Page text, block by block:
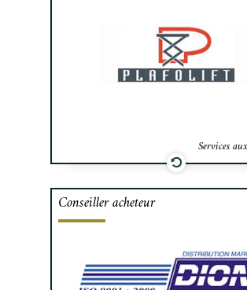
Services
Conseiller acheteur
Cafa a assisté Distribution
Transport